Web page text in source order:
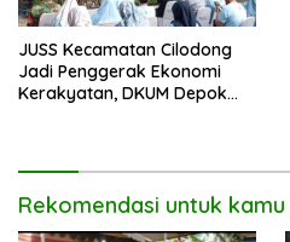
JUSS Kecamatan Cilodong
Jadi Penggerak Ekonomi
Kerakyatan, DKUM Depok
Rekomendasi untuk kamu